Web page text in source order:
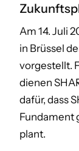
Am 14. Juli
in Brüssel
vorgestellt.
dienen
dafür, dass
Fundament
plant.